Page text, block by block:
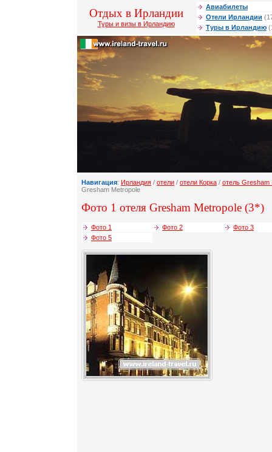
Отдых в Ирландии
Туры и визы в Ирландию
Авиабилеты
Отели Ирландии
Туры в Ирландию
Навигация: Ирландия / отели / отели Корка / отель Gresham
Gresham Metropole
Фото 1 отеля Gresham Metropole (3*)
Фото 1 Фото 2
Фото 3
Фото 5